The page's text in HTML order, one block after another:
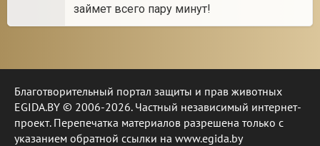
займет всего пару минут!
Благотворительный портал защиты и прав животных
EGIDA.BY © 2006-2026. Частный независимый интернет-
проект. Перепечатка материалов разрешена только с
указанием обратной ссылки на www.egida.by